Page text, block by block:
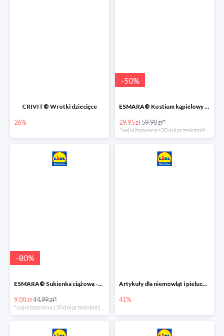
CRIVIT® Wrotki dziecięce
26%
-50%
ESMARA® Kostium kąpielowy ciążowy lub tankini ciążowe -50%
29.95 zł59.90 zł*
-80%
ESMARA® Sukienka ciążowa -79%
9.00 zł44.99 zł*
Artykuły dla niemowląt i pieluchy w Lidlu Online do -41%
41%